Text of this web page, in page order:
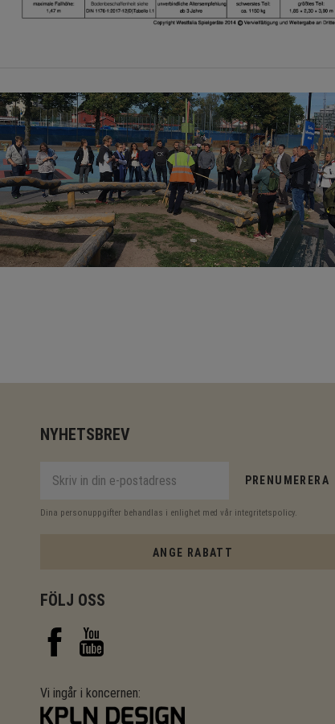
NYHETSBREV
PRENUMERERA
Dina personuppgifter behandlas i enlighet med vår integritetspolicy.
ANGE RABATT
FÖLJ OSS
Vi ingår i koncernen: